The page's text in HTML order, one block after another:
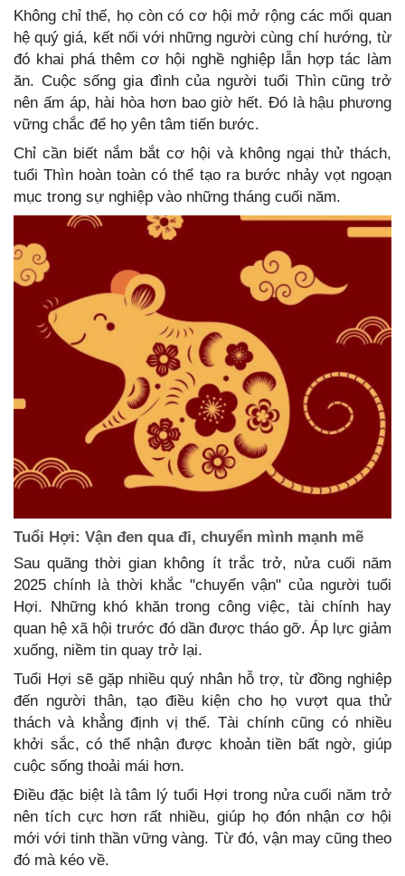
Không chỉ thế, họ còn có cơ hội mở rộng các mối quan
hệ quý giá, kết nối với những người cùng chí hướng, từ
đó khai phá thêm cơ hội nghề nghiệp lẫn hợp tác làm
ăn. Cuộc sống gia đình của người tuổi Thìn cũng trở
nên ấm áp, hài hòa hơn bao giờ hết. Đó là hậu phương
vững chắc để họ yên tâm tiến bước.
Chỉ cần biết nắm bắt cơ hội và không ngại thử thách,
tuổi Thìn hoàn toàn có thể tạo ra bước nhảy vọt ngoạn
mục trong sự nghiệp vào những tháng cuối năm.
Tuổi Hợi: Vận đen qua đi, chuyển mình mạnh mẽ
Sau quãng thời gian không ít trắc trở, nửa cuối năm
2025 chính là thời khắc "chuyển vận" của người tuổi
Hợi. Những khó khăn trong công việc, tài chính hay
quan hệ xã hội trước đó dần được tháo gỡ. Áp lực giảm
xuống, niềm tin quay trở lại.
Tuổi Hợi sẽ gặp nhiều quý nhân hỗ trợ, từ đồng nghiệp
đến người thân, tạo điều kiện cho họ vượt qua thử
thách và khẳng định vị thế. Tài chính cũng có nhiều
khởi sắc, có thể nhận được khoản tiền bất ngờ, giúp
cuộc sống thoải mái hơn.
Điều đặc biệt là tâm lý tuổi Hợi trong nửa cuối năm trở
nên tích cực hơn rất nhiều, giúp họ đón nhận cơ hội
mới với tinh thần vững vàng. Từ đó, vận may cũng theo
đó mà kéo về.